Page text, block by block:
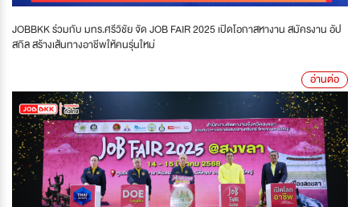
JOBBKK ร่วมกับ มทร.ศรีวิชัย จัด JOB FAIR 2025 เปิดโอกาสหางาน สมัครงาน อัป
สกิล สร้างเส้นทางอาชีพให้คนรุ่นใหม่
อ่านต่อ